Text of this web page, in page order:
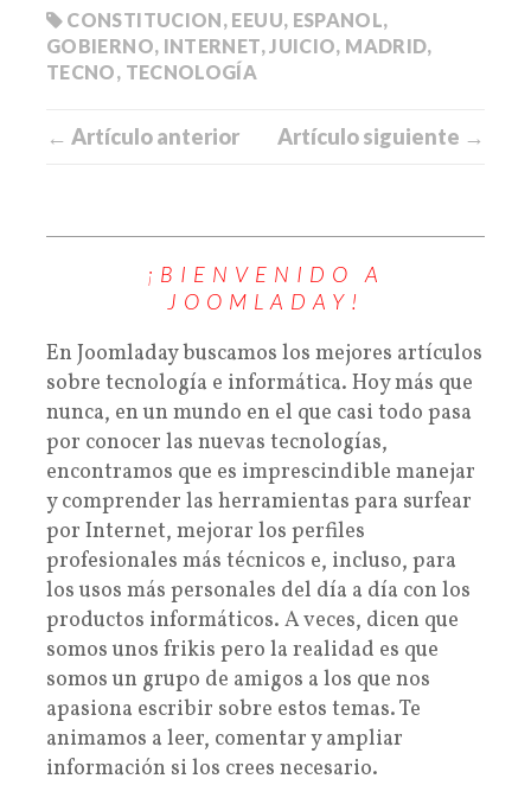
CONSTITUCION, EEUU, ESPANOL,
GOBIERNO, INTERNET, JUICIO, MADRID,
TECNO, TECNOLOGÍA
← Artículo anterior Artículo siguiente →
¡BIENVENIDO A
JOOMLADAY!
En Joomladay buscamos los mejores artículos
sobre tecnología e informática. Hoy más que
nunca, en un mundo en el que casi todo pasa
por conocer las nuevas tecnologías,
encontramos que es imprescindible manejar
y comprender las herramientas para surfear
por Internet, mejorar los perfiles
profesionales más técnicos e, incluso, para
los usos más personales del día a día con los
productos informáticos. A veces, dicen que
somos unos frikis pero la realidad es que
somos un grupo de amigos a los que nos
apasiona escribir sobre estos temas. Te
animamos a leer, comentar y ampliar
información si los crees necesario.